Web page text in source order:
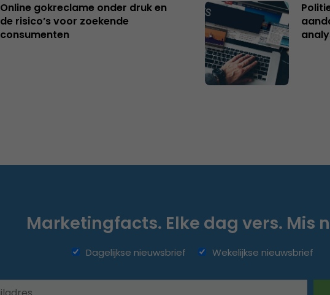
Online gokreclame onder druk en
de risico’s voor zoekende
consumenten
Marketingfacts. Elke dag vers. Mis
Dagelijkse nieuwsbrief Wekelijkse nieuwsbrief